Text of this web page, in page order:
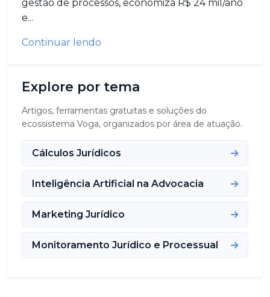
gestão de processos, economiza R$ 24 mil/ano
e...
Continuar lendo
Explore por tema
Artigos, ferramentas gratuitas e soluções do
ecossistema Voga, organizados por área de atuação.
Cálculos Jurídicos
Inteligência Artificial na Advocacia
Marketing Jurídico
Monitoramento Jurídico e Processual